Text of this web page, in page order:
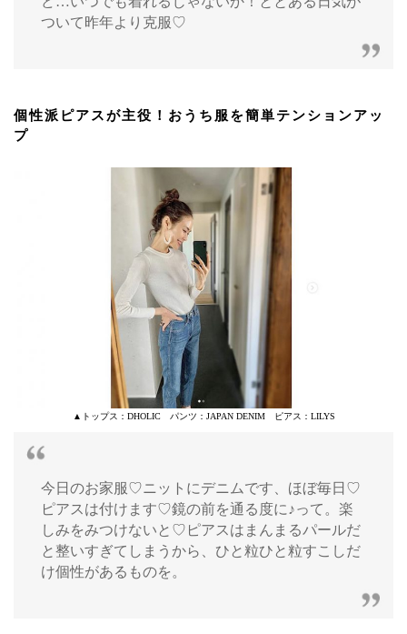
ついて昨年より克服♡
個性派ピアスが主役！おうち服を簡単テンションアッ
プ
▲トップス：DHOLIC パンツ：JAPAN DENIM ピアス：LILYS
今日のお家服♡ニットにデニムです、ほぼ毎日♡
ピアスは付けます♡鏡の前を通る度に♪って。楽
しみをみつけないと♡ピアスはまんまるパールだ
と整いすぎてしまうから、ひと粒ひと粒すこしだ
け個性があるものを。